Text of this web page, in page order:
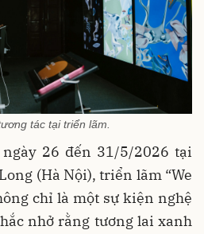
tác tại triển lãm.
26 đến 31/5/2026 tại
(Hà Nội), triển lãm “We
chỉ là một sự kiện nghệ
nhở rằng tương lai xanh